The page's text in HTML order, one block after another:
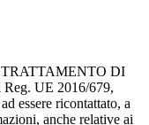
DI
UE 2016/679,
essere ricontattato, a
anche relative ai